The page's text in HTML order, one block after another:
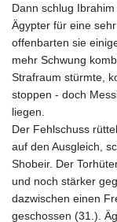
Dann schlug
Ägypter für eine
offenbarten sie
mehr Schwung
Strafraum stürmte,
stoppen - doch
liegen.
Der Fehlschuss
auf den Ausgleich,
Shobeir. Der
und noch stärker
dazwischen einen
geschossen (31.).